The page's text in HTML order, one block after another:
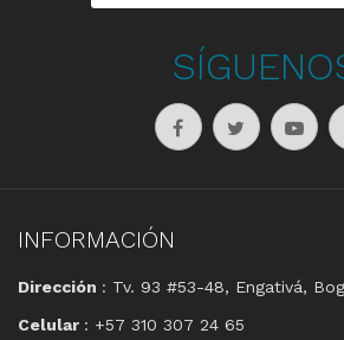
INFORMACIÓN
Dirección : Tv. 93 #53-48, Engativá,
Celular : +57 310 307 24 65